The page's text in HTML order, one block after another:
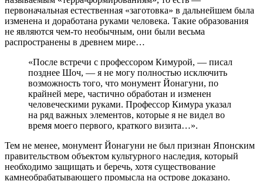
первоначальная естественная «заготовка» в дальнейшем была
изменена и доработана руками человека. Такие образования
не являются чем-то необычным, они были весьма
распространены в древнем мире…
«После встречи с профессором Кимурой, — писал
позднее Шоч, — я не могу полностью исключить
возможность того, что монумент Йонагуни, по
крайней мере, частично обработан и изменен
человеческими руками. Профессор Кимура указал
на ряд важных элементов, которые я не видел во
время моего первого, краткого визита…».
Тем не менее, монумент Йонагуни не был признан Японским
правительством объектом культурного наследия, который
необходимо защищать и беречь, хотя существование
камнеобрабатывающего промысла на острове доказано.